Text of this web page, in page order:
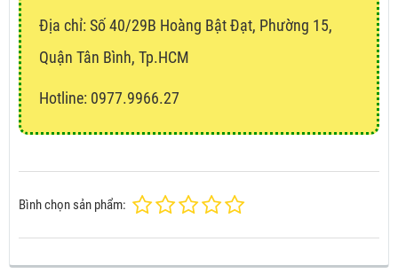
Địa chỉ: Số 40/29B Hoàng Bật Đạt, Phường 15,
Quận Tân Bình, Tp.HCM
Hotline: 0977.9966.27
Bình chọn sản phẩm: